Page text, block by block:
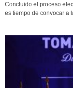
Concluido el proceso
es tiempo de convocar a